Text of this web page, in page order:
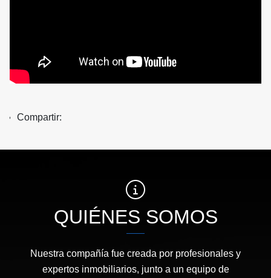
Compartir:
QUIÉNES SOMOS
Nuestra compañía fue creada por profesionales y
expertos inmobiliarios, junto a un equipo de